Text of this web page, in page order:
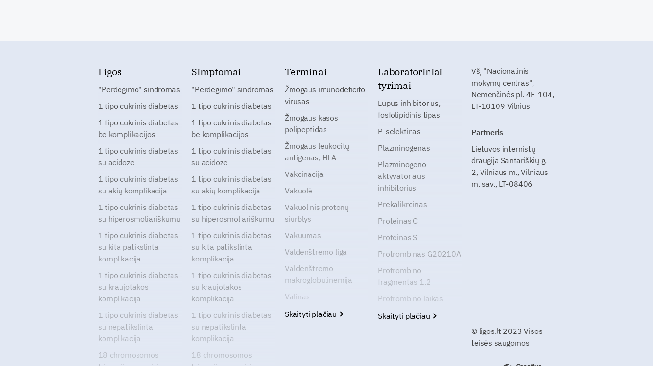
Ligos
"Perdegimo" sindromas
1 tipo cukrinis diabetas
1 tipo cukrinis diabetas
be komplikacijos
1 tipo cukrinis diabetas
su acidoze
1 tipo cukrinis diabetas
su akių komplikacija
1 tipo cukrinis diabetas
su hiperosmoliariškumu
1 tipo cukrinis diabetas
su kita patikslinta
komplikacija
1 tipo cukrinis diabetas
su kraujotakos
komplikacija
1 tipo cukrinis diabetas
su nepatikslinta
komplikacija
18 chromosomos
Simptomai
"Perdegimo" sindromas
1 tipo cukrinis diabetas
1 tipo cukrinis diabetas
be komplikacijos
1 tipo cukrinis diabetas
su acidoze
1 tipo cukrinis diabetas
su akių komplikacija
1 tipo cukrinis diabetas
su hiperosmoliariškumu
1 tipo cukrinis diabetas
su kita patikslinta
komplikacija
1 tipo cukrinis diabetas
su kraujotakos
komplikacija
1 tipo cukrinis diabetas
su nepatikslinta
komplikacija
18 chromosomos
Terminai
Žmogaus imunodeficito
virusas
Žmogaus kasos
polipeptidas
Žmogaus leukocitų
antigenas, HLA
Vakcinacija
Vakuolė
Vakuolinis protonų
siurblys
Vakuumas
Valdenštremo liga
Valdenštremo
makroglobulinemija
Valinas
Skaityti plačiau
Laboratoriniai
tyrimai
Lupus inhibitorius,
fosfolipidinis tipas
P-selektinas
Plazminogenas
Plazminogeno
aktyvatoriaus
inhibitorius
Prekalikreinas
Proteinas C
Proteinas S
Protrombinas G20210A
Protrombino
fragmentas 1.2
Protrombino laikas
Skaityti plačiau
Všį "Nacionalinis
mokymų centras",
Nemenčinės pl. 4E-104,
LT-10109 Vilnius
Partneris
Lietuvos internistų
draugija Santariškių g.
2, Vilniaus m., Vilniaus
m. sav., LT-08406
© ligos.lt 2023 Visos
teisės saugomos